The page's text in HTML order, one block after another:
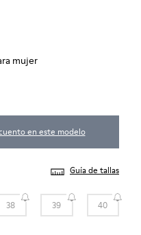
mujer
en este modelo
Guía de tallas
38 39 40